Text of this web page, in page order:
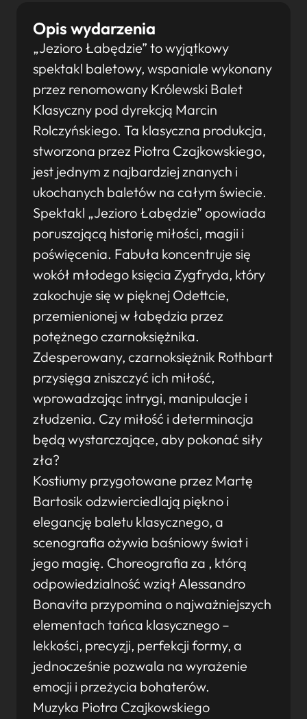
Opis wydarzenia
„Jezioro Łabędzie” to wyjątkowy
spektakl baletowy, wspaniale wykonany
przez renomowany Królewski Balet
Klasyczny pod dyrekcją Marcin
Rolczyńskiego. Ta klasyczna produkcja,
stworzona przez Piotra Czajkowskiego,
jest jednym z najbardziej znanych i
ukochanych baletów na całym świecie.
Spektakl „Jezioro Łabędzie” opowiada
poruszającą historię miłości, magii i
poświęcenia. Fabuła koncentruje się
wokół młodego księcia Zygfryda, który
zakochuje się w pięknej Odettcie,
przemienionej w łabędzia przez
potężnego czarnoksiężnika.
Zdesperowany, czarnoksiężnik Rothbart
przysięga zniszczyć ich miłość,
wprowadzając intrygi, manipulacje i
złudzenia. Czy miłość i determinacja
będą wystarczające, aby pokonać siły
zła?
Kostiumy przygotowane przez Martę
Bartosik odzwierciedlają piękno i
elegancję baletu klasycznego, a
scenografia ożywia baśniowy świat i
jego magię. Choreografia za , którą
odpowiedzialność wziął Alessandro
Bonavita przypomina o najważniejszych
elementach tańca klasycznego –
lekkości, precyzji, perfekcji formy, a
jednocześnie pozwala na wyrażenie
emocji i przeżycia bohaterów.
Muzyka Piotra Czajkowskiego